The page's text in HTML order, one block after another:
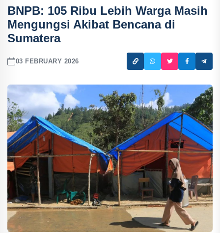
BNPB: 105 Ribu Lebih Warga Masih
Mengungsi Akibat Bencana di
Sumatera
03 FEBRUARY 2026